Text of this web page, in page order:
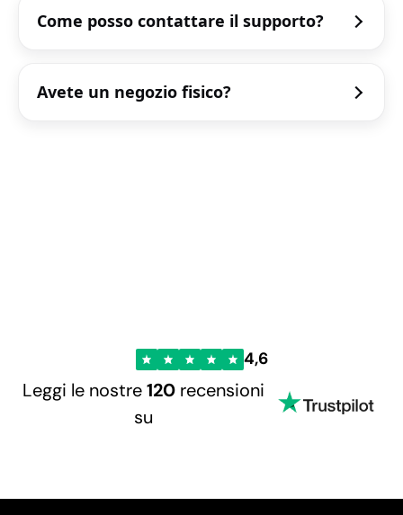
Come posso contattare il supporto?
Avete un negozio fisico?
4,6
Leggi le nostre120recensioni
su